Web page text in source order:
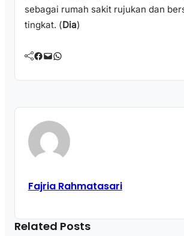
sebagai rumah sakit rujukan dan
tingkat. (Dia)
Facebook Mail WhatsApp
Fajria Rahmatasari
Related Posts